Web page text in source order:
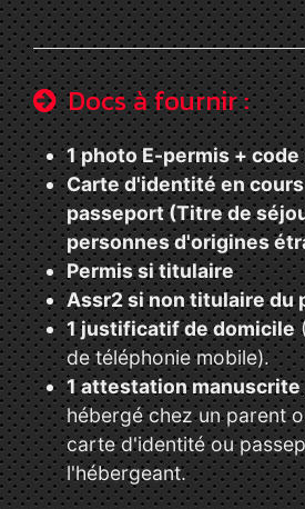
Docs à fournir :
1 photo E-permis +
Carte d'identité en
passeport (Titre de
personnes d'origines
Permis si titulaire
Assr2 si non titulaire du
1 justificatif de domicile
de téléphonie mobile).
1 attestation manuscrite
hébergé chez un parent
carte d'identité ou
l'hébergeant.